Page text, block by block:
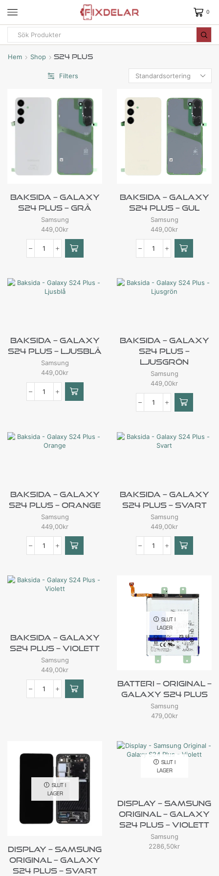
0
Hem Shop S24 Plus
Filters
Baksida – Galaxy
S24 Plus – Grå
Samsung
449,00kr
Baksida – Galaxy
S24 Plus – Gul
Samsung
449,00kr
Baksida – Galaxy
S24 Plus – Ljusblå
Samsung
449,00kr
Baksida – Galaxy
S24 Plus –
Ljusgrön
Samsung
449,00kr
Baksida – Galaxy
S24 Plus – Orange
Samsung
449,00kr
Baksida – Galaxy
S24 Plus – Svart
Samsung
449,00kr
Baksida – Galaxy
S24 Plus – Violett
Samsung
449,00kr
SLUT I
LAGER
Batteri – Original –
Galaxy S24 Plus
Samsung
479,00kr
SLUT I
LAGER
Display – Samsung
Original – Galaxy
S24 Plus – Svart
SLUT I
LAGER
Display – Samsung
Original – Galaxy
S24 Plus – Violett
Samsung
2286,50kr